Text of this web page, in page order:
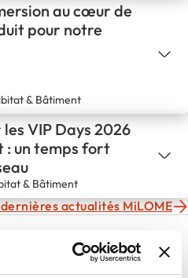
au cœur de
pour notre
& Bâtiment
VIP Days 2026
: un temps fort
& Bâtiment
actualités MiLOME
du secteur